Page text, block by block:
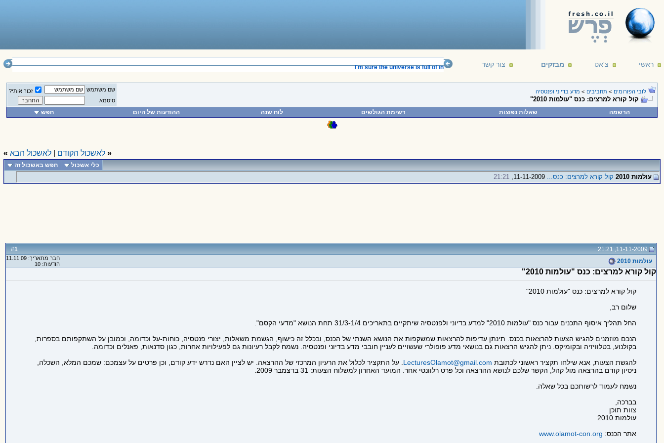
ראשי צ'אט מבזקים צור קשר
I'm sure the universe is full of intelligent life. It's just been too intelligent to come here. --- Arthur C. Clarke16/12/
____________________________________________________
לובי הפורומים > תחביבים > מדע בדיוני ופנטסיה
קול קורא למרצים: כנס "עולמות 2010"
שם משתמש
זכור אותי?
סיסמא
הרשמה שאלות נפוצות רשימת הגולשים לוח שנה ההודעות של היום חפש
« לאשכול הקודם לאשכול הבא »
כלי אשכול חפש באשכול זה
עולמות 2010 קול קורא למרצים: כנס... 21:21
#
1
11-11-2009, 21:21
עולמות 2010
חבר מתאריך: 11.11.09
הודעות: 10
קול קורא למרצים: כנס "עולמות 2010"
קול קורא למרצים: כנס "עולמות 2010"
שלום רב,
החל תהליך איסוף התכנים עבור כנס "עולמות 2010" למדע בדיוני ולפנטסיה שיתקיים בתאריכים 31/3-1/4 תחת הנושא "מדעי הקסם".
הנכם מוזמנים להגיש הצעות להרצאות בכנס. תינתן עדיפות להרצאות שמשקפות את הנושא השנתי של הכנס, ובכלל זה כישוף, הגשמת משאלות, יצורי פנטסיה, כוחות-על וכדומה, וכמובן על השתקפותם בספרות,
בקולנוע, בטלוויזיה ובקומיקס. ניתן להגיש הרצאות גם בנושאי מדע פופולרי שעשויים לעניין חובבי מדע בדיוני ופנטסיה. נשמח לקבל רעיונות גם לפעילויות אחרות, כגון סדנאות, פאנלים וכדומה.
להגשת הצעות, אנא שילחו תקציר ראשוני לכתובת LecturesOlamot@gmail.com . על התקציר לכלול את הרעיון המרכזי של ההרצאה. יש לציין האם נדרש ידע קודם, וכן פרטים על עצמכם: שמכם המלא, השכלה,
ניסיון קודם בהרצאה מול קהל, הקשר שלכם לנושא ההרצאה וכל פרט רלוונטי אחר. המועד האחרון למשלוח הצעות: 31 בדצמבר 2009.
נשמח לעמוד לרשותכם בכל שאלה.
בברכה,
צוות תוכן
עולמות 2010
אתר הכנס: www.olamot-con.org